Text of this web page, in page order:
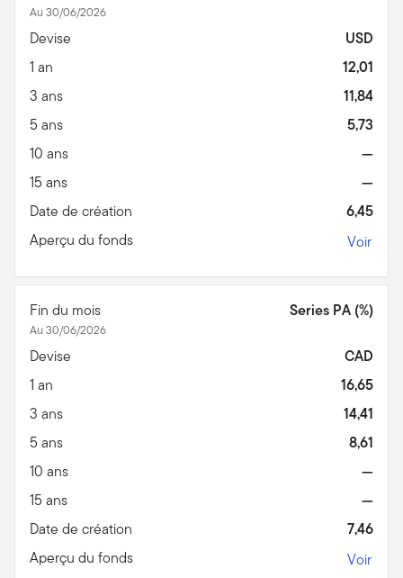
Au 30/06/2026
Devise
USD
1 an
12,01
3 ans
11,84
5 ans
5,73
10 ans
—
15 ans
—
Date de création
6,45
Aperçu du fonds
Voir
Fin du mois
Au 30/06/2026
Series PA (%)
Devise
CAD
1 an
16,65
3 ans
14,41
5 ans
8,61
10 ans
—
15 ans
—
Date de création
7,46
Aperçu du fonds
Voir